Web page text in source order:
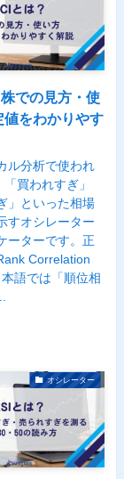
での見方・使
値をわかりやす
ル分析で使われ
買われすぎ」
」といった相場
すオシレーター
ーターです。正
Correlation
語では「順位相
オシレーター